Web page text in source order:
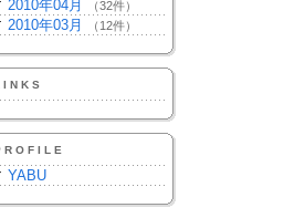
2010年04月 （32件）
2010年03月 （12件）
YABU